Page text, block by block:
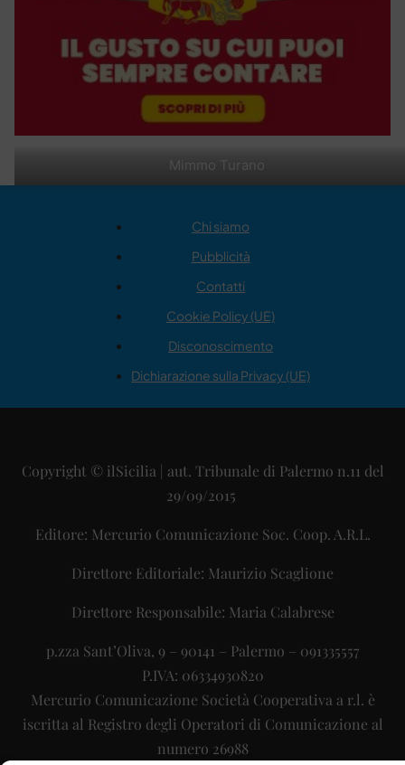
Mimmo Turano
Chi siamo
Pubblicità
Contatti
Cookie Policy (UE)
Disconoscimento
Dichiarazione sulla Privacy (UE)
Copyright © ilSicilia | aut. Tribunale di Palermo n.11 del
29/09/2015
Editore: Mercurio Comunicazione Soc. Coop. A.R.L.
Direttore Editoriale: Maurizio Scaglione
Direttore Responsabile: Maria Calabrese
p.zza Sant’Oliva, 9 – 90141 – Palermo – 091335557
P.IVA: 06334930820
Mercurio Comunicazione Società Cooperativa a r.l. è
iscritta al Registro degli Operatori di Comunicazione al
numero 26988